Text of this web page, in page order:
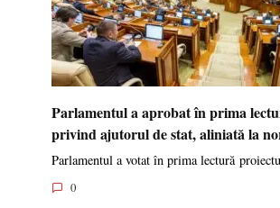
Parlamentul a aprobat în prima
privind ajutorul de stat, aliniată la
Parlamentul a votat în prima lectură
0